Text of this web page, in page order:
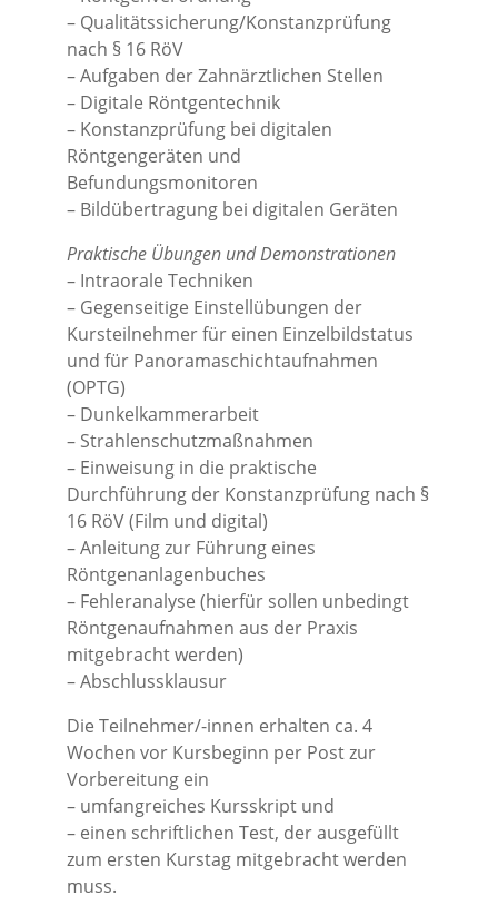
– Qualitätssicherung/Konstanzprüfung
nach § 16 RöV
– Aufgaben der Zahnärztlichen Stellen
– Digitale Röntgentechnik
– Konstanzprüfung bei digitalen
Röntgengeräten und
Befundungsmonitoren
– Bildübertragung bei digitalen Geräten
Praktische Übungen und Demonstrationen
– Intraorale Techniken
– Gegenseitige Einstellübungen der
Kursteilnehmer für einen Einzelbildstatus
und für Panoramaschichtaufnahmen
(OPTG)
– Dunkelkammerarbeit
– Strahlenschutzmaßnahmen
– Einweisung in die praktische
Durchführung der Konstanzprüfung nach §
16 RöV (Film und digital)
– Anleitung zur Führung eines
Röntgenanlagenbuches
– Fehleranalyse (hierfür sollen unbedingt
Röntgenaufnahmen aus der Praxis
mitgebracht werden)
– Abschlussklausur
Die Teilnehmer/-innen erhalten ca. 4
Wochen vor Kursbeginn per Post zur
Vorbereitung ein
– umfangreiches Kursskript und
– einen schriftlichen Test, der ausgefüllt
zum ersten Kurstag mitgebracht werden
muss.